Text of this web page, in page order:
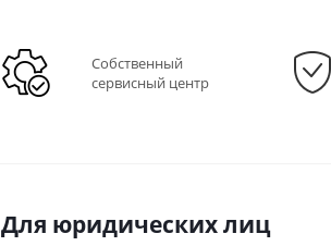
Собственный
сервисный центр
Для юридических лиц